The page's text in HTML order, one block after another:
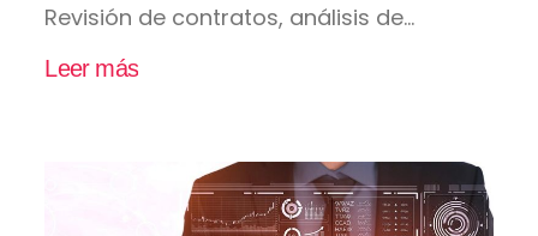
Revisión de contratos, análisis de...
Leer más